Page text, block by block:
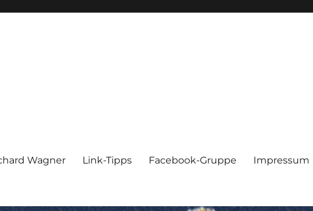
Wagner Link-Tipps Facebook-Gruppe Impressum